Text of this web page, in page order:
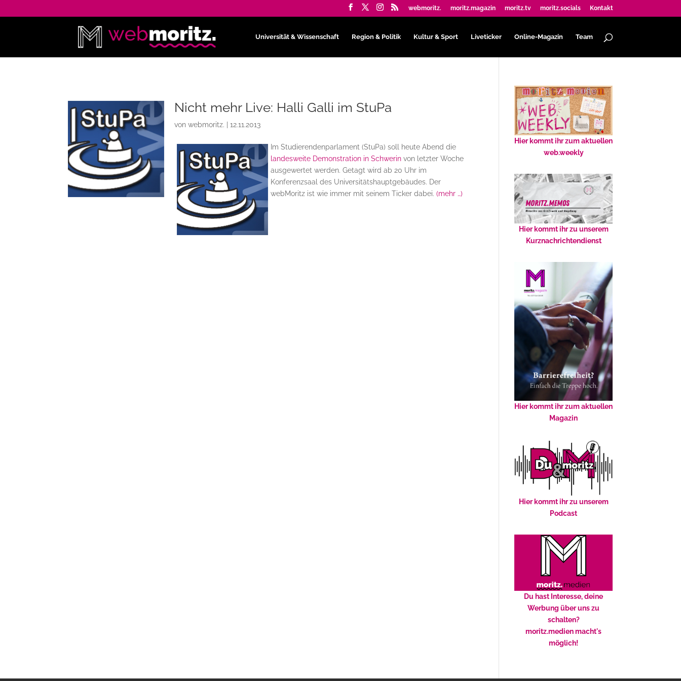
webmoritz. moritz.magazin moritz.tv moritz.socials Kontakt
Universität & Wissenschaft Region & Politik Kultur & Sport Liveticker Online-Magazin Team
Nicht mehr Live: Halli Galli im StuPa
vonwebmoritz. |12.11.2013
Im Studierendenparlament (StuPa) soll heute Abend die
landesweite Demonstration in Schwerin von letzter Woche
ausgewertet werden. Getagt wird ab 20 Uhr im
Konferenzsaal des Universitätshauptgebäudes. Der
webMoritz ist wie immer mit seinem Ticker dabei.(mehr …)
Hier kommt ihr zum aktuellen
web.weekly
Hier kommt ihr zu unserem
Kurznachrichtendienst
Hier kommt ihr zum aktuellen
Magazin
Hier kommt ihr zu unserem
Podcast
Du hast Interesse, deine
Werbung über uns zu
schalten?
moritz.medien macht's
möglich!